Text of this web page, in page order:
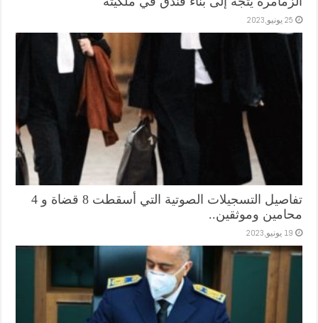
25 يونيو,2023
تفاصيل التسجيلات الصوتية التي أسقطت 8 قضاة و 4
محامين وموثقين..
19 يونيو,2023